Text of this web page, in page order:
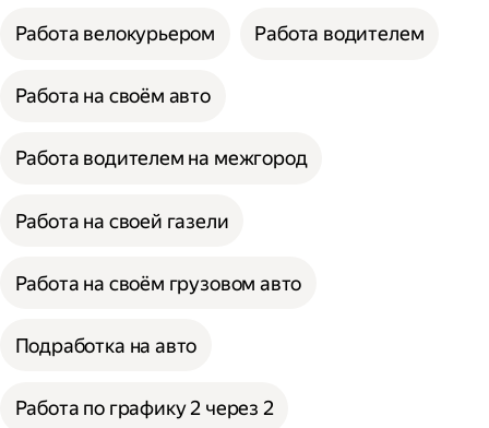
Работа велокурьером Работа водителем
Работа на своём авто
Работа водителем на межгород
Работа на своей газели
Работа на своём грузовом авто
Подработка на авто
Работа по графику 2 через 2